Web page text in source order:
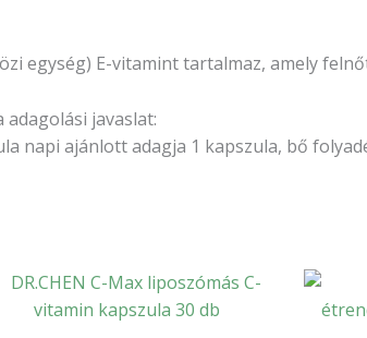
egység) E-vitamint tartalmaz, amely
adagolási javaslat:
napi ajánlott adagja 1 kapszula, bő